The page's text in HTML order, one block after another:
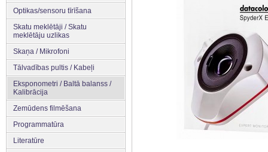
Optikas/sensoru tīrīšana
Skatu meklētāji / Skatu
meklētāju uzlikas
Skaņa / Mikrofoni
Tālvadības pultis / Kabeļi
Eksponometri / Baltā balanss /
Kalibrācija
Zemūdens filmēšana
Programmatūra
Literatūre